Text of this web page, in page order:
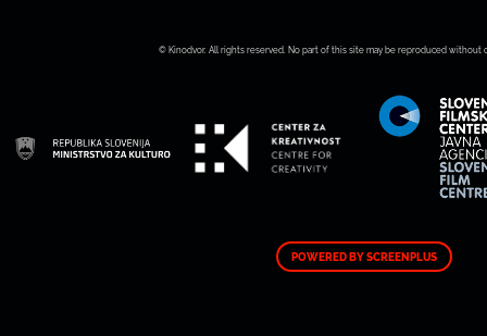
© Kinodvor. All rights reserved. No part of this site may be reproduced without
POWERED BY SCREENPLUS